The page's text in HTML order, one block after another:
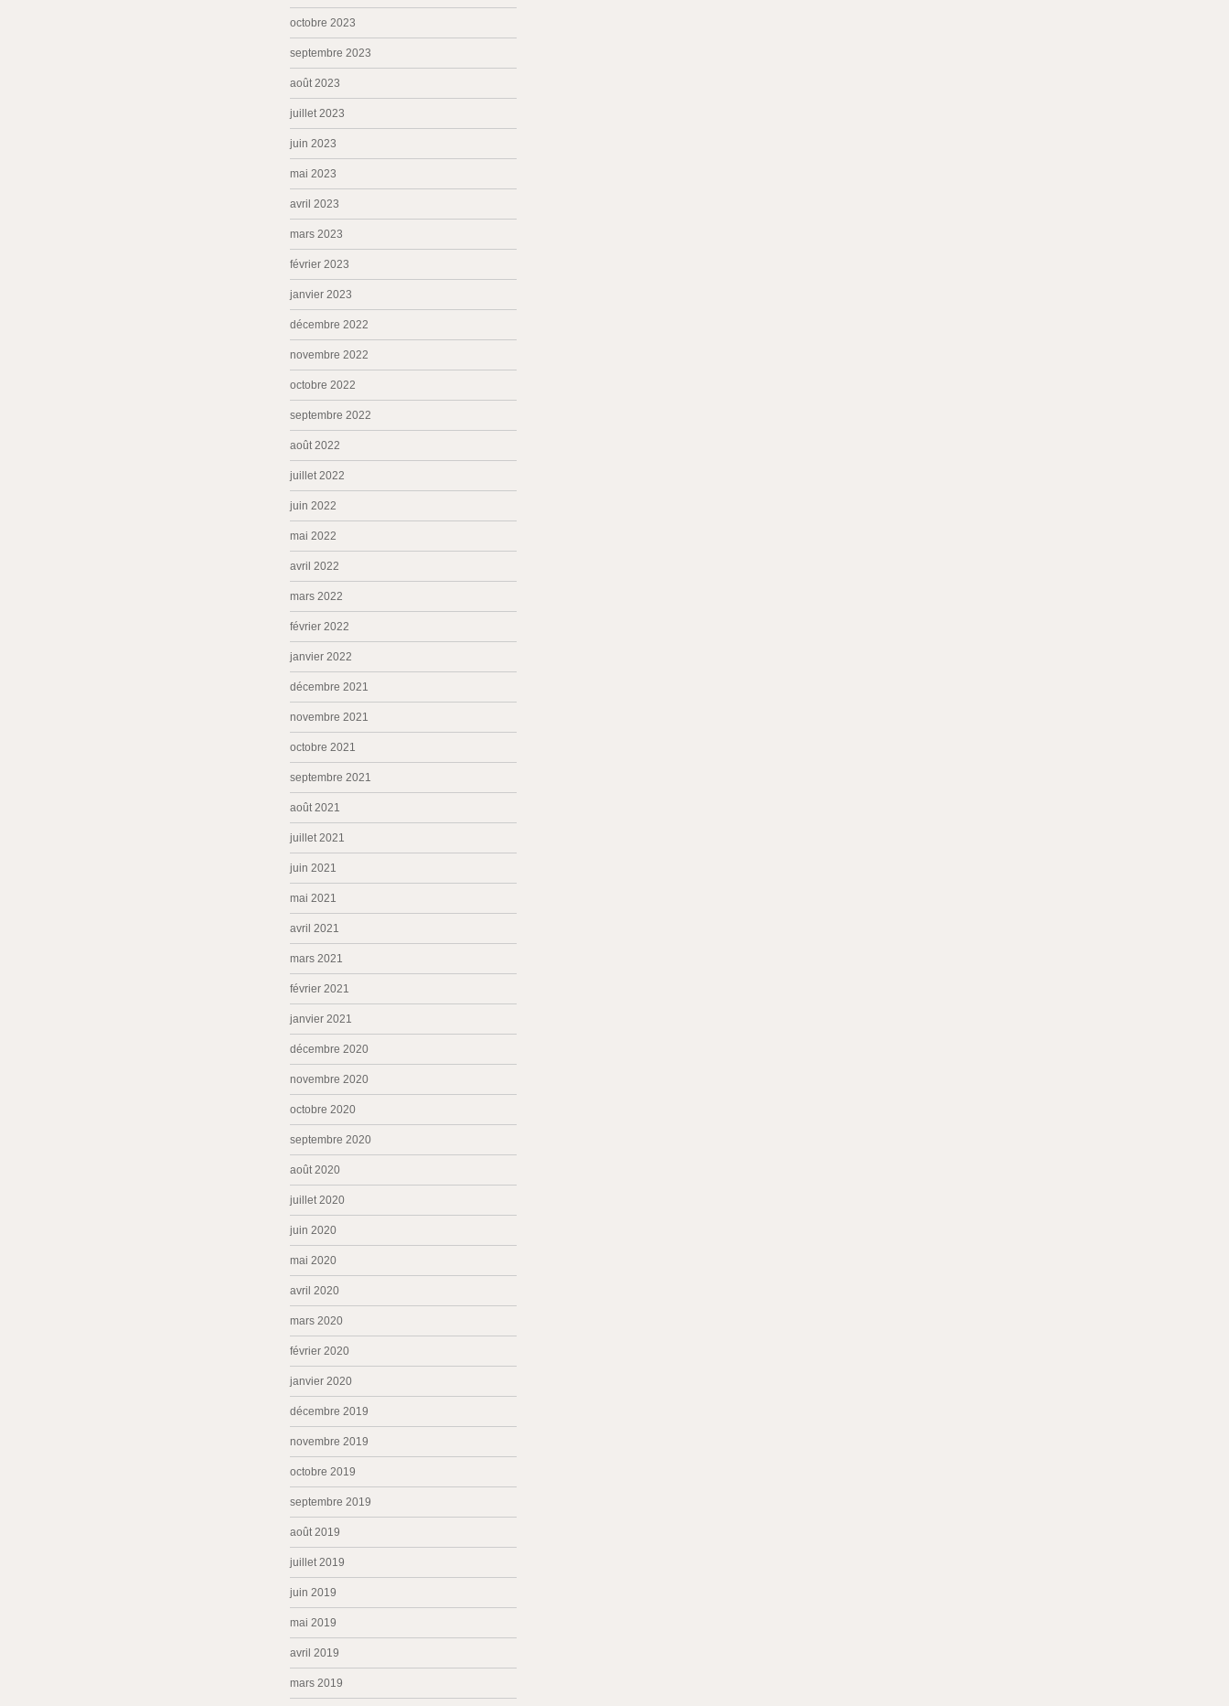
octobre 2023
septembre 2023
août 2023
juillet 2023
juin 2023
mai 2023
avril 2023
mars 2023
février 2023
janvier 2023
décembre 2022
novembre 2022
octobre 2022
septembre 2022
août 2022
juillet 2022
juin 2022
mai 2022
avril 2022
mars 2022
février 2022
janvier 2022
décembre 2021
novembre 2021
octobre 2021
septembre 2021
août 2021
juillet 2021
juin 2021
mai 2021
avril 2021
mars 2021
février 2021
janvier 2021
décembre 2020
novembre 2020
octobre 2020
septembre 2020
août 2020
juillet 2020
juin 2020
mai 2020
avril 2020
mars 2020
février 2020
janvier 2020
décembre 2019
novembre 2019
octobre 2019
septembre 2019
août 2019
juillet 2019
juin 2019
mai 2019
avril 2019
mars 2019